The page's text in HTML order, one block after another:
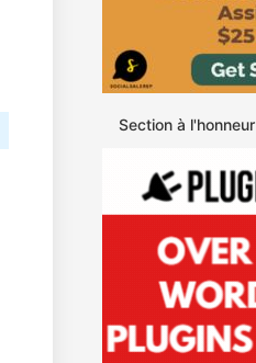
Section à l'honneur